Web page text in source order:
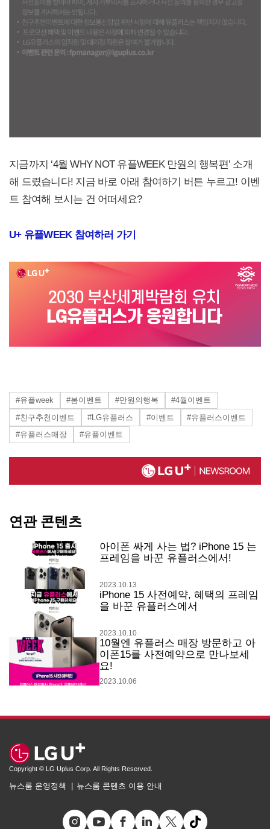
지금까지 ‘4월 WHY NOT 유플WEEK 만원의 행복편’ 소개
해 드렸습니다! 지금 바로 아래 참여하기 버튼 누르고! 이벤
트 참여해 보시는 건 어떠세요?
U+ 유플WEEK 참여하러 가기
#유플week #봄이벤트 #만원의행복
#4월이벤트
#친구추천이벤트
#LG유플러스 #이벤트
#유플러스이벤트
#유플러스매장
#유플이벤트
연관 콘텐츠
아이폰 싸게 사는 법? iPhone 15 는
프레임을 바꾼 유플러스에서!
2023.10.13
iPhone 15 사전예약, 혜택의 프레임
을 바꾼 유플러스에서
2023.10.10
10월엔 유플러스 매장 방문하고 아
이폰15를 사전예약으로 만나보세
요!
2023.10.06
Copyright © LG Uplus Corp. All Rights Reserved.
뉴스룸 운영정책 뉴스룸 콘텐츠 이용 안내